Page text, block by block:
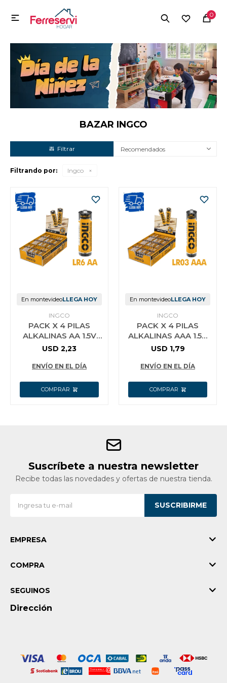
0

BAZAR INGCO
Recomendados
Filtrando por: Ingco
En montevideoLLEGA HOY
INGCO
PACK X 4 PILAS
ALKALINAS AA 1.5V
INGCO 2900MAH
USD 2,23
ENVÍO EN EL DÍA
En montevideoLLEGA HOY
INGCO
PACK X 4 PILAS
ALKALINAS AAA 1.5V
INGCO 2900MAH
USD 1,79
ENVÍO EN EL DÍA
Suscríbete a nuestra newsletter
Recibe todas las novedades y ofertas de nuestra tienda.
SUSCRIBIRME
EMPRESA
COMPRA
Dirección
SEGUINOS
MI CUENTA
Menú Herramientas y Construcción Electrodomésticos
Herramientas y Construcción
Electrodomésticos
Tecnología
Deportes
Camping
Jardín y Aire Libre
Mascotas
Bazar
Juguetes y artículos para bebé
Vestimenta y calzado